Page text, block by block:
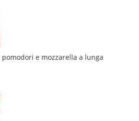
pomodori e mozzarella a lunga